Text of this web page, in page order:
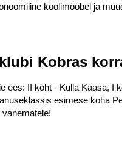
koolimööbel ja
Kobras
ees: II koht - Kulla Kaasa, I
esimese koha
vanematele!